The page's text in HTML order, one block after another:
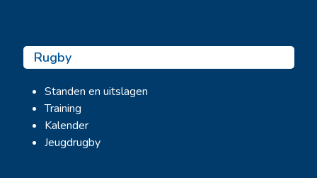
Rugby
Standen en uitslagen
Training
Kalender
Jeugdrugby